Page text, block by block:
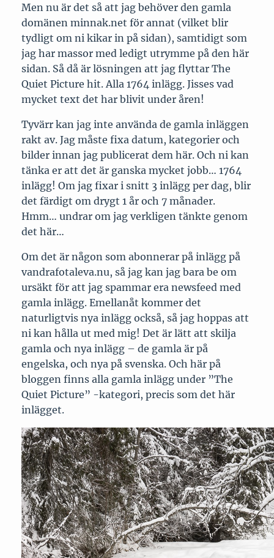
Men nu är det så att jag behöver den gamla
domänen minnak.net för annat (vilket blir
tydligt om ni kikar in på sidan), samtidigt som
jag har massor med ledigt utrymme på den här
sidan. Så då är lösningen att jag flyttar The
Quiet Picture hit. Alla 1764 inlägg. Jisses vad
mycket text det har blivit under åren!
Tyvärr kan jag inte använda de gamla inläggen
rakt av. Jag måste fixa datum, kategorier och
bilder innan jag publicerat dem här. Och ni kan
tänka er att det är ganska mycket jobb… 1764
inlägg! Om jag fixar i snitt 3 inlägg per dag, blir
det färdigt om drygt 1 år och 7 månader.
Hmm… undrar om jag verkligen tänkte genom
det här…
Om det är någon som abonnerar på inlägg på
vandrafotaleva.nu, så jag kan jag bara be om
ursäkt för att jag spammar era newsfeed med
gamla inlägg. Emellanåt kommer det
naturligtvis nya inlägg också, så jag hoppas att
ni kan hålla ut med mig! Det är lätt att skilja
gamla och nya inlägg – de gamla är på
engelska, och nya på svenska. Och här på
bloggen finns alla gamla inlägg under ”The
Quiet Picture” -kategori, precis som det här
inlägget.